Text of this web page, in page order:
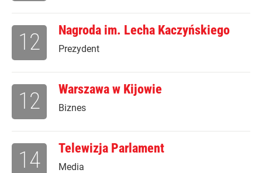
Nagroda im. Lecha Kaczyńskiego
Prezydent
12
Warszawa w Kijowie
Biznes
12
Telewizja Parlament
Media
14